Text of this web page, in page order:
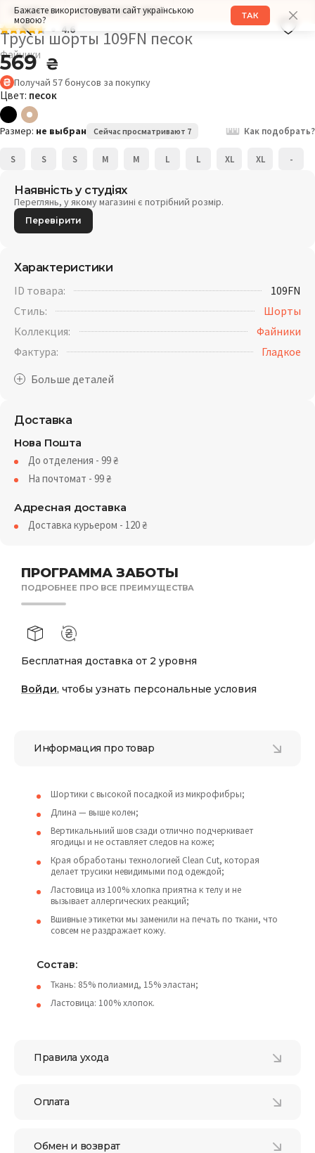
Бажаєте використовувати сайт українською
мовою?
ТАК
РАЗМЕР: M ОБХВАТ БЕДЕР: 98СМ
4.6
Трусы шорты 109FN песок
Файники
569 ₴
Получай 57бонусов за покупку
Цвет: песок
Размер: не выбран Сейчас просматривают 7 Как подобрать?
S S S M M L L XL XL -
ПРОГРАММА ЗАБОТЫ
ПОДРОБНЕЕ ПРО ВСЕ ПРЕИМУЩЕСТВА
Бесплатная доставка от 2 уровня
Войди, чтобы узнать персональные условия
Наявність у студіях
Переглянь, у якому магазині є потрібний розмір.
Перевірити
Характеристики
ID товара:
109FN
Стиль:
Шорты
Коллекция:
Файники
Фактура:
Гладкое
Доставка
Нова Пошта
До отделения - 99₴
На почтомат - 99₴
Адресная доставка
Доставка курьером - 120₴
Информация про товар
Шортики с высокой посадкой из микрофибры;
Длина — выше колен;
Вертикальныий шов сзади отлично подчеркивает
ягодицы и не оставляет следов на коже;
Края обработаны технологией Clean Cut, которая
делает трусики невидимыми под одеждой;
Ластовица из 100% хлопка приятна к телу и не
вызывает аллергических реакций;
Вшивные этикетки мы заменили на печать по ткани, что
совсем не раздражает кожу.
Состав:
Ткань: 85% полиамид, 15% эластан;
Ластовица: 100% хлопок.
Правила ухода
Оплата
Обмен и возврат